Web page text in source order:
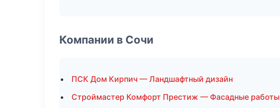
Компании в Сочи
ПСК Дом Кирпич — Ландшафтный дизайн
Строймастер Комфорт Престиж — Фасадные работы